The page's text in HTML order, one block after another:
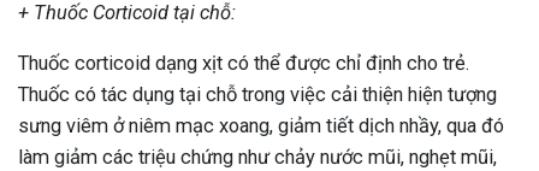
+ Thuốc Corticoid tại chỗ:
Thuốc corticoid dạng xịt có thể được chỉ định cho trẻ.
Thuốc có tác dụng tại chỗ trong việc cải thiện hiện tượng
sưng viêm ở niêm mạc xoang, giảm tiết dịch nhầy, qua đó
làm giảm các triệu chứng như chảy nước mũi, nghẹt mũi,